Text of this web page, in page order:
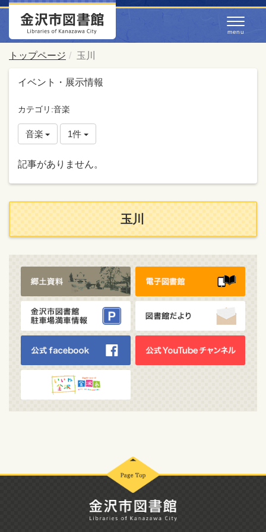
トップページ 玉川
イベント・展示情報
カテゴリ:音楽
音楽 1件
記事がありません。
玉川